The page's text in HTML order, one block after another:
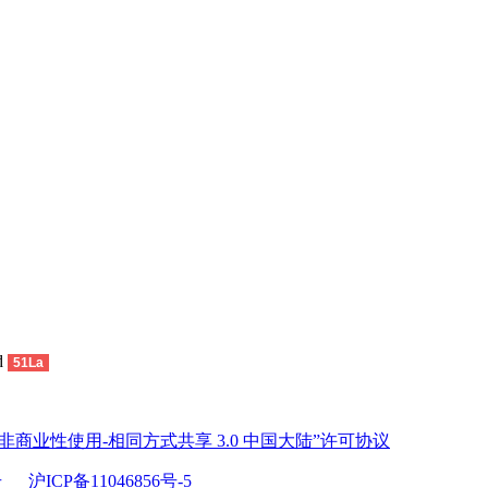
51La
商业性使用-相同方式共享 3.0 中国大陆”许可协议
沪ICP备11046856号-5